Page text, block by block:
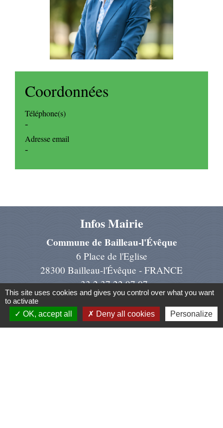
Coordonnées
Téléphone(s)
-
Adresse email
-
Infos Mairie
Commune de Bailleau-l'Évêque
6 Place de l'Eglise
28300 Bailleau-l'Évêque - FRANCE
+33 2 37 22 97 07
This site uses cookies and gives you control over what you want
to activate
OK, accept all
Deny all cookies Personalize